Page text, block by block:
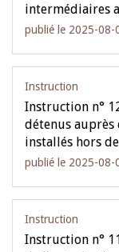
intermédiaires
publié le 2025-08-
Instruction
Instruction n°
détenus auprès
installés hors
publié le 2025-08-
Instruction
Instruction n°